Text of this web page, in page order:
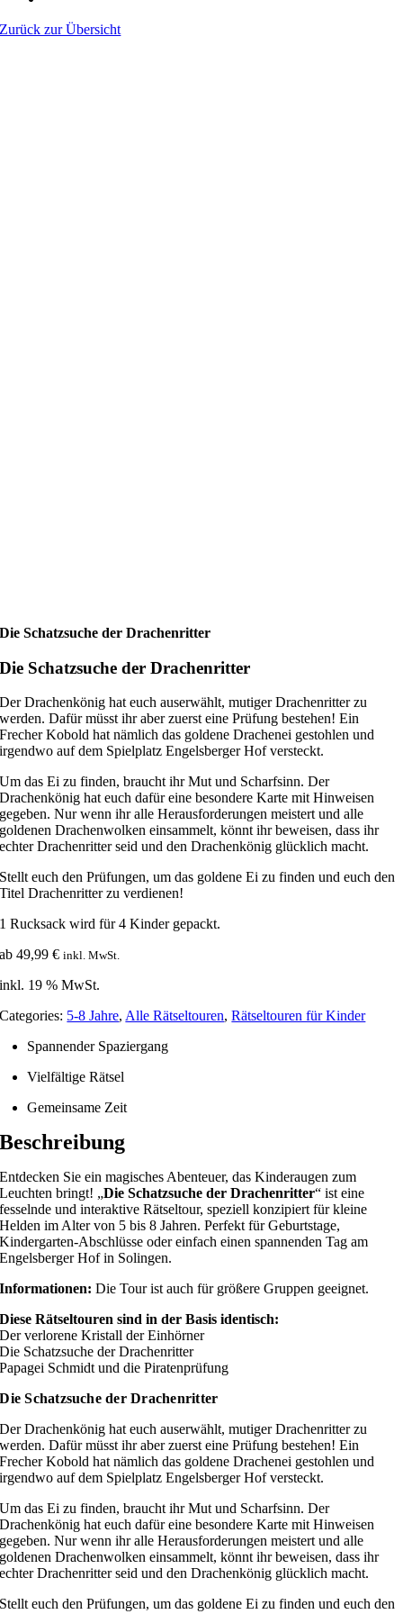
Zurück zur Übersicht
Die Schatzsuche der Drachenritter
Die Schatzsuche der Drachenritter
Der Drachenkönig hat euch auserwählt, mutiger Drachenritter zu
werden. Dafür müsst ihr aber zuerst eine Prüfung bestehen! Ein
Frecher Kobold hat nämlich das goldene Drachenei gestohlen und
irgendwo auf dem Spielplatz Engelsberger Hof versteckt.
Um das Ei zu finden, braucht ihr Mut und Scharfsinn. Der
Drachenkönig hat euch dafür eine besondere Karte mit Hinweisen
gegeben. Nur wenn ihr alle Herausforderungen meistert und alle
goldenen Drachenwolken einsammelt, könnt ihr beweisen, dass ihr
echter Drachenritter seid und den Drachenkönig glücklich macht.
Stellt euch den Prüfungen, um das goldene Ei zu finden und euch den
Titel Drachenritter zu verdienen!
1 Rucksack wird für 4 Kinder gepackt.
ab49,99€ inkl. MwSt.
inkl. 19 % MwSt.
Categories: 5-8 Jahre,Alle Rätseltouren,Rätseltouren für Kinder
Spannender Spaziergang
Vielfältige Rätsel
Gemeinsame Zeit
Beschreibung
Entdecken Sie ein magisches Abenteuer, das Kinderaugen zum
Leuchten bringt! „Die Schatzsuche der Drachenritter“ ist eine
fesselnde und interaktive Rätseltour, speziell konzipiert für kleine
Helden im Alter von 5 bis 8 Jahren. Perfekt für Geburtstage,
Kindergarten-Abschlüsse oder einfach einen spannenden Tag am
Engelsberger Hof in Solingen.
Informationen: Die Tour ist auch für größere Gruppen geeignet.
Diese Rätseltouren sind in der Basis identisch:
Der verlorene Kristall der Einhörner
Die Schatzsuche der Drachenritter
Papagei Schmidt und die Piratenprüfung
Die Schatzsuche der Drachenritter
Der Drachenkönig hat euch auserwählt, mutiger Drachenritter zu
werden. Dafür müsst ihr aber zuerst eine Prüfung bestehen! Ein
Frecher Kobold hat nämlich das goldene Drachenei gestohlen und
irgendwo auf dem Spielplatz Engelsberger Hof versteckt.
Um das Ei zu finden, braucht ihr Mut und Scharfsinn. Der
Drachenkönig hat euch dafür eine besondere Karte mit Hinweisen
gegeben. Nur wenn ihr alle Herausforderungen meistert und alle
goldenen Drachenwolken einsammelt, könnt ihr beweisen, dass ihr
echter Drachenritter seid und den Drachenkönig glücklich macht.
Stellt euch den Prüfungen, um das goldene Ei zu finden und euch den